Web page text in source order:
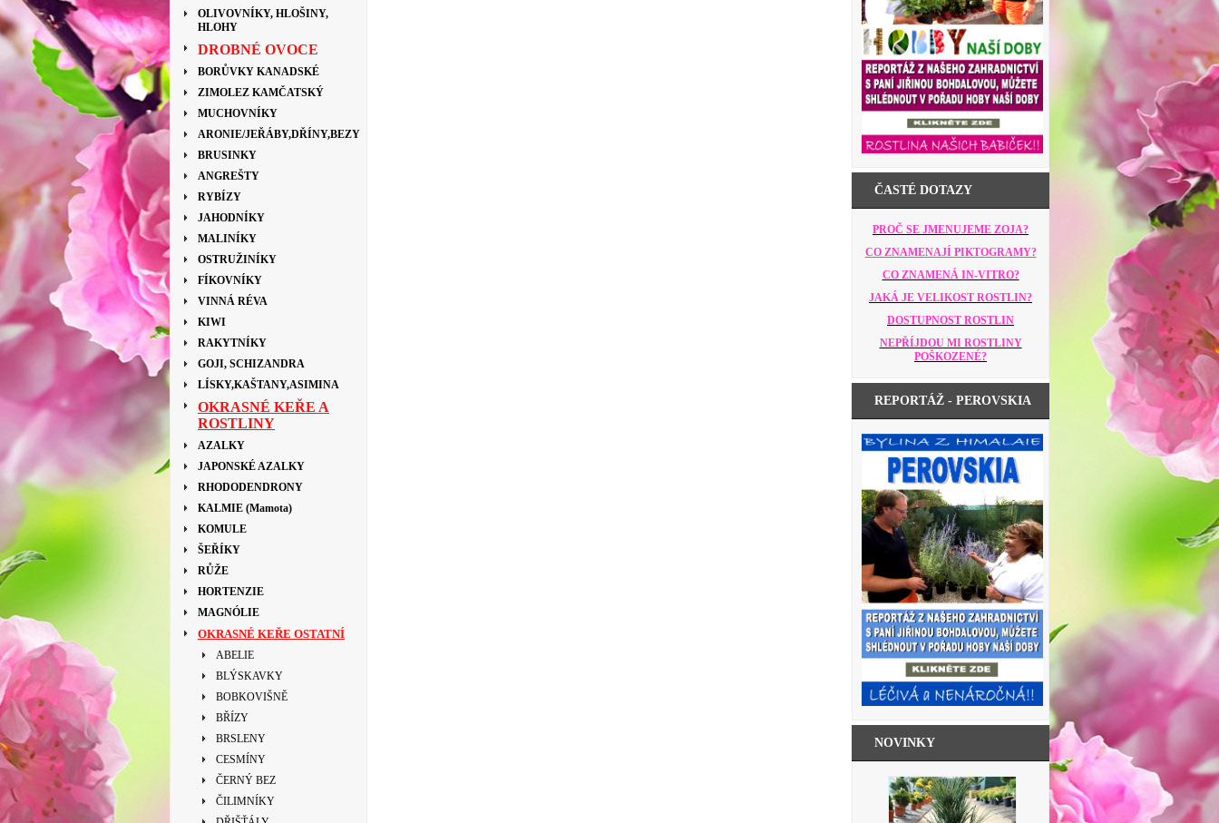
OLIVOVNÍKY, HLOŠINY,
HLOHY
DROBNÉ OVOCE
BORŮVKY KANADSKÉ
ZIMOLEZ KAMČATSKÝ
MUCHOVNÍKY
ARONIE/JEŘÁBY,DŘÍNY,BEZY
BRUSINKY
ANGREŠTY
RYBÍZY
JAHODNÍKY
MALINÍKY
OSTRUŽINÍKY
FÍKOVNÍKY
VINNÁ RÉVA
KIWI
RAKYTNÍKY
GOJI, SCHIZANDRA
LÍSKY,KAŠTANY,ASIMINA
OKRASNÉ KEŘE A
ROSTLINY
AZALKY
JAPONSKÉ AZALKY
RHODODENDRONY
KALMIE (Mamota)
KOMULE
ŠEŘÍKY
RŮŽE
HORTENZIE
MAGNÓLIE
OKRASNÉ KEŘE OSTATNÍ
ABELIE
BLÝSKAVKY
BOBKOVIŠNĚ
BŘÍZY
BRSLENY
CESMÍNY
ČERNÝ BEZ
ČILIMNÍKY
ČASTÉ DOTAZY
PROČ SE JMENUJEME ZOJA?
CO ZNAMENAJÍ PIKTOGRAMY?
CO ZNAMENÁ IN-VITRO?
JAKÁ JE VELIKOST ROSTLIN?
DOSTUPNOST ROSTLIN
NEPŘÍJDOU MI ROSTLINY
POŠKOZENÉ?
REPORTÁŽ - PEROVSKIA
NOVINKY